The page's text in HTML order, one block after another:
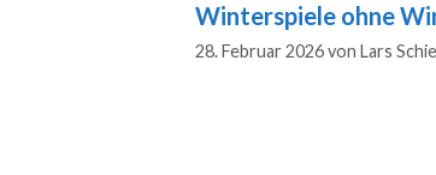
Winterspiele ohne
28. Februar 2026von Lars